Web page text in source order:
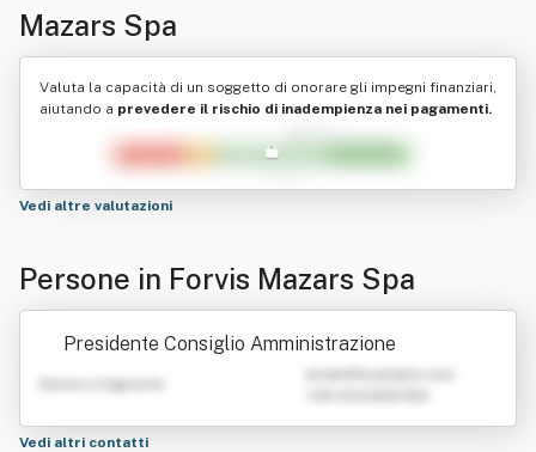
Mazars Spa
Valuta la capacità di un soggetto di onorare gli impegni finanziari,
aiutando a prevedere il rischio di inadempienza nei pagamenti.
Vedi altre valutazioni
Persone in Forvis Mazars Spa
Presidente Consiglio Amministrazione
Nome e Cognome
Vedi altri contatti